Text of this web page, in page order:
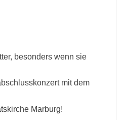
besonders wenn sie
mit dem
Marburg!